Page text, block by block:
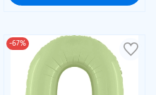
-67%